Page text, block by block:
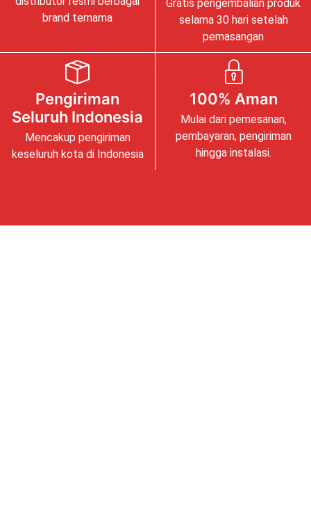
brand ternama
Gratis pengembalian produk
selama 30 hari setelah
pemasangan
Pengiriman
Seluruh Indonesia
Mencakup pengiriman
keseluruh kota di Indonesia
100% Aman
Mulai dari pemesanan,
pembayaran, pengiriman
hingga instalasi.